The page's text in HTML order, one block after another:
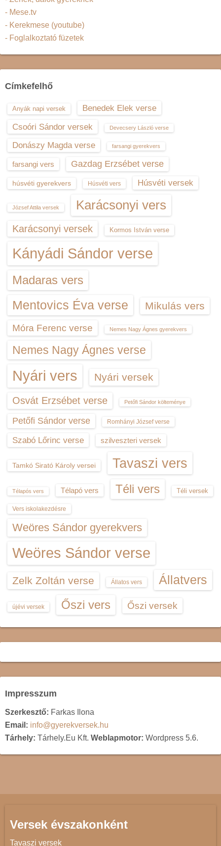
- Mese.tv
- Kerekmese (youtube)
- Foglalkoztató füzetek
Címkefelhő
Anyák napi versek
Benedek Elek verse
Csoóri Sándor versek
Devecsery László verse
Donászy Magda verse farsangi gyerekvers
farsangi vers Gazdag Erzsébet verse
húsvéti gyerekvers Húsvéti vers Húsvéti versek
József Attila versek Karácsonyi vers
Karácsonyi versek Kormos István verse
Kányádi Sándor verse
Madaras vers
Mentovics Éva verse Mikulás vers
Móra Ferenc verse Nemes Nagy Ágnes gyerekvers
Nemes Nagy Ágnes verse
Nyári vers Nyári versek
Osvát Erzsébet verse Petőfi Sándor költeménye
Petőfi Sándor verse Romhányi József verse
Szabó Lőrinc verse szilveszteri versek
Tamkó Sirató Károly versei Tavaszi vers
Télapós vers Télapó vers Téli vers Téli versek
Vers iskolakezdésre
Weöres Sándor gyerekvers
Weöres Sándor verse
Zelk Zoltán verse Állatos vers Állatvers
újévi versek Őszi vers Őszi versek
Impresszum
Szerkesztő: Farkas Ilona
Email: info@gyerekversek.hu
Tárhely: Tárhely.Eu Kft. Weblapmotor: Wordpress 5.6.
Versek évszakonként
Tavaszi versek